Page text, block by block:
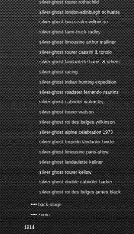
silver-ghost tourer rothschild
silver-ghost london-edinburgh schuette
silver-ghost two-seater wilkinson
silver-ghost farm-truck radley
silver-ghost limousine arthur mulliner
silver-ghost tourer cassini & tonolo
silver-ghost landaulette harris & others
silver-ghost racing
silver-ghost indian hunting expedition
silver-ghost roadster fernando martins
silver-ghost cabriolet walmsley
silver-ghost tourer watson
silver-ghost roi des belges wilkinson
silver-ghost alpine celebration 1973
silver-ghost torpedo landaulet binder
silver-ghost limousine paris-show
silver-ghost landaulette kellner
silver ghost tourer kellow
silver-ghost double cabriolet barker
silver-ghost roi des belges james black
•••• back-stage
•••• zoom
1914